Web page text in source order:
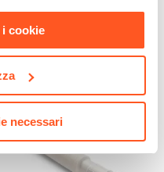
cookie
necessari